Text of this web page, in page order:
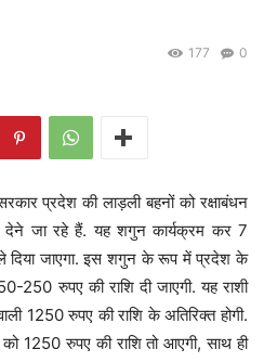
0
177
प्रदेश की लाड़ली बहनों को रक्षाबंधन
जा रहे हैं. यह शगुन कार्यक्रम कर 7
दिया जाएगा. इस शगुन के रूप में प्रदेश के
250 रुपए की राशि दी जाएगी. यह राशी
1250 रुपए की राशि के अतिरिक्त होगी.
1250 रुपए की राशि तो आएगी, साथ ही